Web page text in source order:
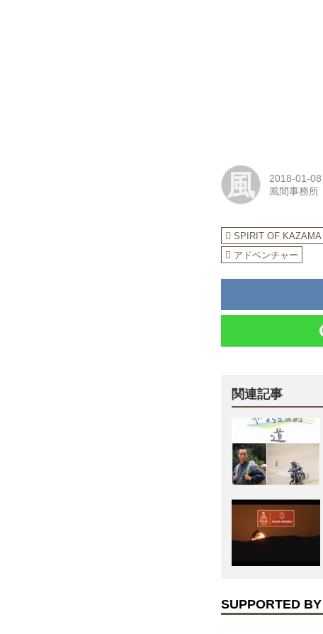
風
2018-01-08
風間事務所
SPIRIT OF KAZAMA
アドベンチャー
関連記事
SUPPORTED BY